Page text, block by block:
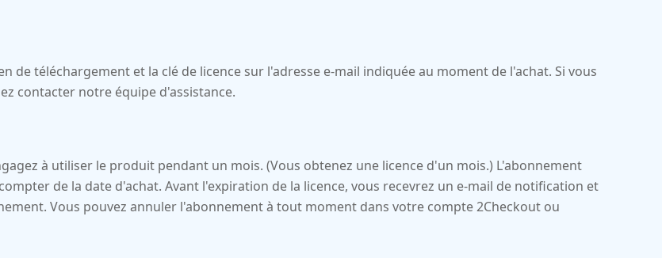
de téléchargement et la clé de licence sur l'adresse e-mail indiquée au moment de l'achat. Si vous
contacter notre équipe d'assistance.
à utiliser le produit pendant un mois. (Vous obtenez une licence d'un mois.) L'abonnement
de la date d'achat. Avant l'expiration de la licence, vous recevrez un e-mail de notification et
Vous pouvez annuler l'abonnement à tout moment dans votre compte 2Checkout ou